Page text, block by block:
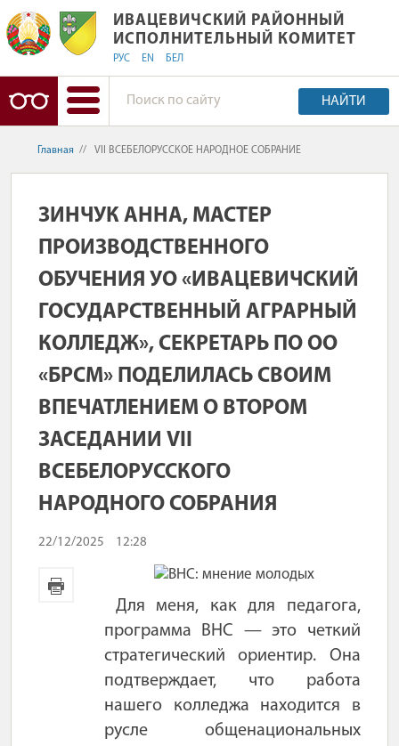
ИВАЦЕВИЧСКИЙ РАЙОННЫЙ
ИВАЦЕВИЧСКИЙ РАЙОННЫЙ
ИСПОЛНИТЕЛЬНЫЙ КОМИТЕТ
РУС EN БЕЛ
НАЙТИ
Главная // VII ВСЕБЕЛОРУССКОЕ НАРОДНОЕ СОБРАНИЕ
ЗИНЧУК АННА, МАСТЕР
ПРОИЗВОДСТВЕННОГО
ОБУЧЕНИЯ УО «ИВАЦЕВИЧСКИЙ
ГОСУДАРСТВЕННЫЙ АГРАРНЫЙ
КОЛЛЕДЖ», СЕКРЕТАРЬ ПО ОО
«БРСМ» ПОДЕЛИЛАСЬ СВОИМ
ВПЕЧАТЛЕНИЕМ О ВТОРОМ
ЗАСЕДАНИИ VII
ВСЕБЕЛОРУССКОГО
НАРОДНОГО СОБРАНИЯ
22/12/2025 12:28
Для меня, как для педагога,
программа ВНС — это четкий
стратегический ориентир. Она
подтверждает, что работа
нашего колледжа находится в
русле общенациональных